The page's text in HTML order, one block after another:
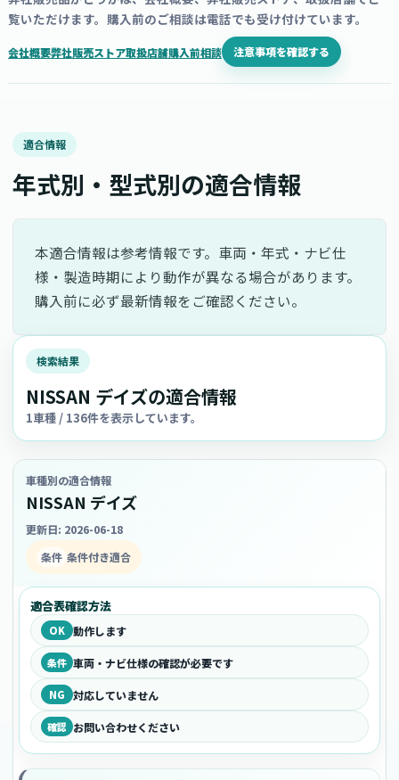
覧いただけます。購入前のご相談は電話でも受け付けています。
会社概要弊社販売ストア取扱店舗購入前相談 注意事項を確認する
適合情報
年式別・型式別の適合情報
本適合情報は参考情報です。車両・年式・ナビ仕
様・製造時期により動作が異なる場合があります。
購入前に必ず最新情報をご確認ください。
検索結果
NISSAN デイズの適合情報
1車種 / 136件を表示しています。
車種別の適合情報
NISSAN デイズ
更新日: 2026-06-18
条件 条件付き適合
適合表確認方法
OK 動作します
条件 車両・ナビ仕様の確認が必要です
NG 対応していません
確認 お問い合わせください